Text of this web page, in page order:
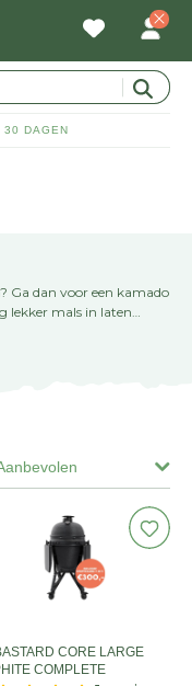
30 DAGEN
Ga dan voor een kamado
lekker mals in laten
Roden vind je zelfs
CORE LARGE
COMPLETE